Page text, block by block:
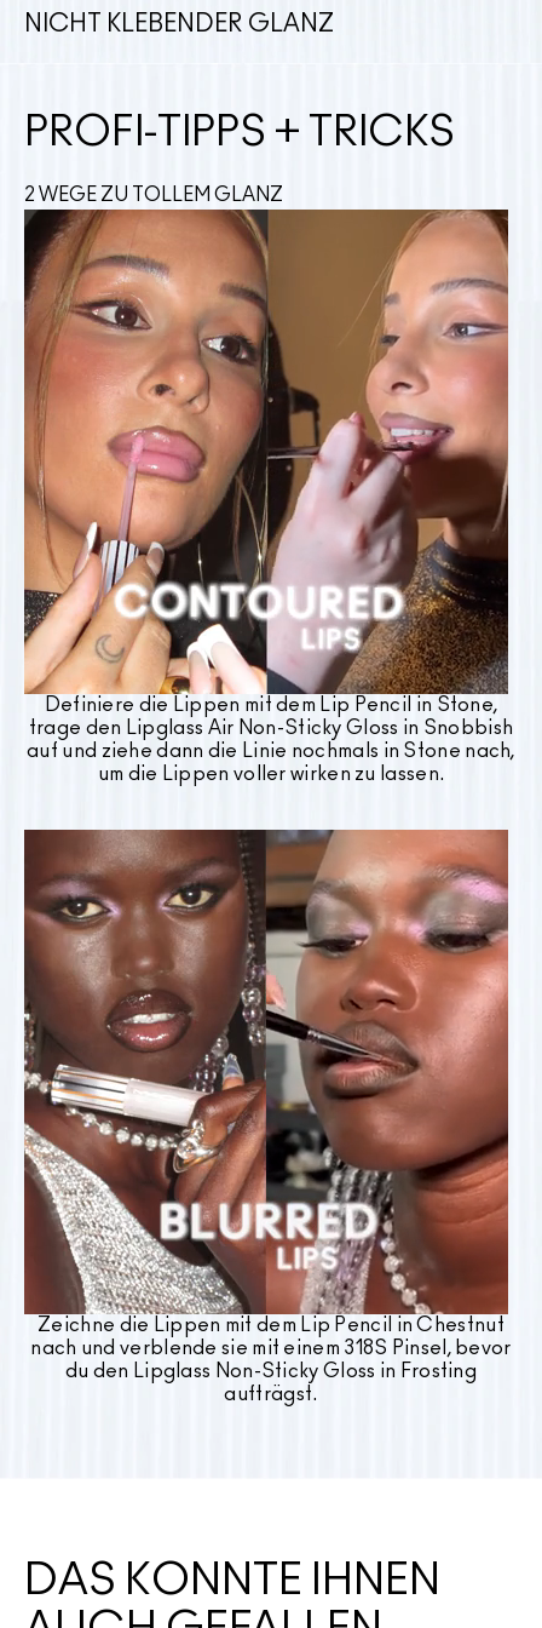
NICHT KLEBENDER GLANZ
PROFI-TIPPS + TRICKS
2 WEGE ZU TOLLEM GLANZ
Definiere die Lippen mit dem Lip Pencil in Stone,
trage den Lipglass Air Non-Sticky Gloss in Snobbish
auf und ziehe dann die Linie nochmals in Stone nach,
um die Lippen voller wirken zu lassen.
Zeichne die Lippen mit dem Lip Pencil in Chestnut
nach und verblende sie mit einem 318S Pinsel, bevor
du den Lipglass Non-Sticky Gloss in Frosting
aufträgst.
DAS KÖNNTE IHNEN